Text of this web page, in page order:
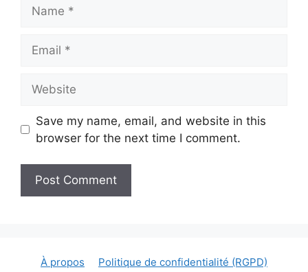
Save my name, email, and website in this
browser for the next time I comment.
À propos Politique de confidentialité (RGPD)